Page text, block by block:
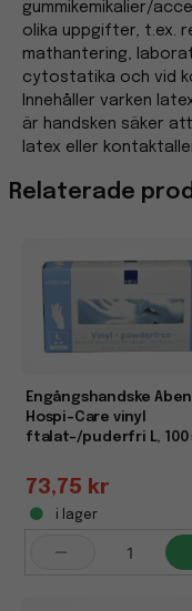
Relaterade
Engångshandske
Hospi-Care vinyl
ftalat-/puderfri L,
73,75 kr
i lager
-
gummikemikalier/
olika uppgifter, t.ex.
mathantering,
cytostatika och vid
Innehåller varken
är handsken säker
latex eller